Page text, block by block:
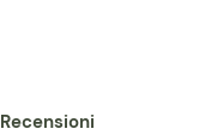
Recensioni